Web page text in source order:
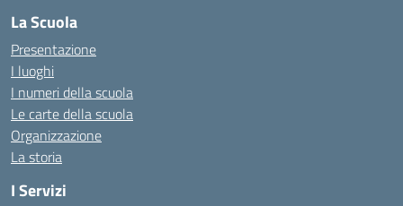
La Scuola
Presentazione
I luoghi
I numeri della scuola
Le carte della scuola
Organizzazione
La storia
I Servizi